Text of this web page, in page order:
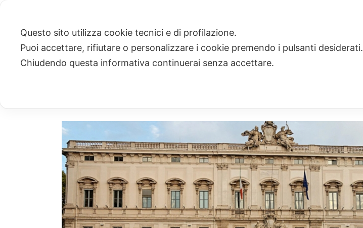
ARCHIVIO
Questo sito utilizza cookie tecnici e di profilazione.
Puoi accettare, rifiutare o personalizzare i cookie premendo i pulsanti desiderati.
Chiudendo questa informativa continuerai senza accettare.